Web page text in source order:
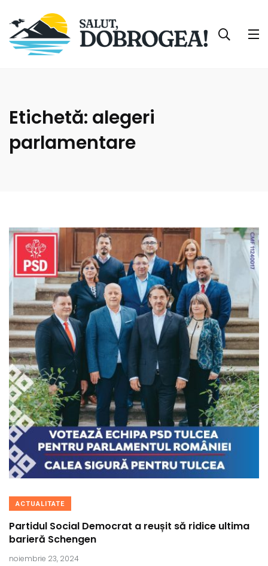
Etichetă: alegeri
parlamentare
ACTUALITATE
Partidul Social Democrat a reușit să ridice ultima
barieră Schengen
noiembrie 23, 2024